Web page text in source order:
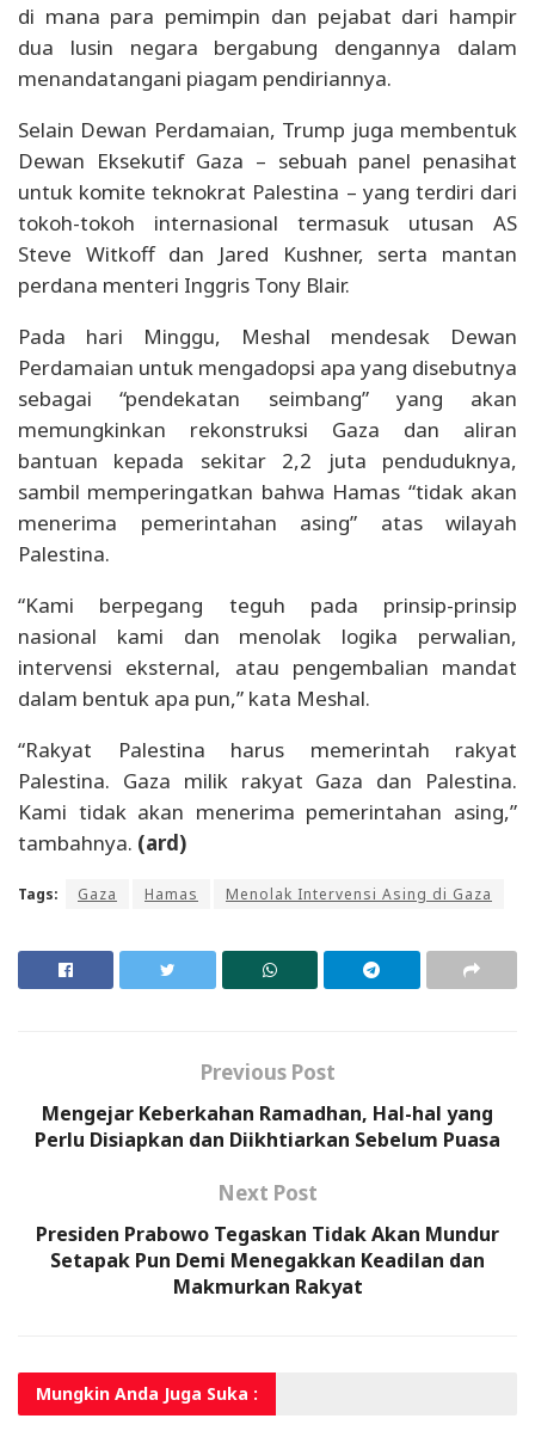
di mana para pemimpin dan pejabat dari hampir
dua lusin negara bergabung dengannya dalam
menandatangani piagam pendiriannya.
Selain Dewan Perdamaian, Trump juga membentuk
Dewan Eksekutif Gaza – sebuah panel penasihat
untuk komite teknokrat Palestina – yang terdiri dari
tokoh-tokoh internasional termasuk utusan AS
Steve Witkoff dan Jared Kushner, serta mantan
perdana menteri Inggris Tony Blair.
Pada hari Minggu, Meshal mendesak Dewan
Perdamaian untuk mengadopsi apa yang disebutnya
sebagai “pendekatan seimbang” yang akan
memungkinkan rekonstruksi Gaza dan aliran
bantuan kepada sekitar 2,2 juta penduduknya,
sambil memperingatkan bahwa Hamas “tidak akan
menerima pemerintahan asing” atas wilayah
Palestina.
“Kami berpegang teguh pada prinsip-prinsip
nasional kami dan menolak logika perwalian,
intervensi eksternal, atau pengembalian mandat
dalam bentuk apa pun,” kata Meshal.
“Rakyat Palestina harus memerintah rakyat
Palestina. Gaza milik rakyat Gaza dan Palestina.
Kami tidak akan menerima pemerintahan asing,”
tambahnya. (ard)
Tags: Gaza Hamas Menolak Intervensi Asing di Gaza
Previous Post
Mengejar Keberkahan Ramadhan, Hal-hal yang
Perlu Disiapkan dan Diikhtiarkan Sebelum Puasa
Next Post
Presiden Prabowo Tegaskan Tidak Akan Mundur
Setapak Pun Demi Menegakkan Keadilan dan
Makmurkan Rakyat
Mungkin Anda Juga Suka :